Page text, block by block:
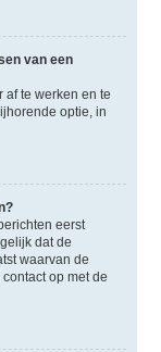
van een
af te werken en te
optie, in
eerst
dat de
waarvan de
op met de